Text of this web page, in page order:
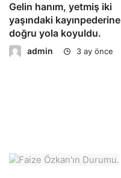
Gelin hanım, yetmiş iki
yaşındaki kayınpederine
doğru yola koyuldu.
admin 3 ay önce